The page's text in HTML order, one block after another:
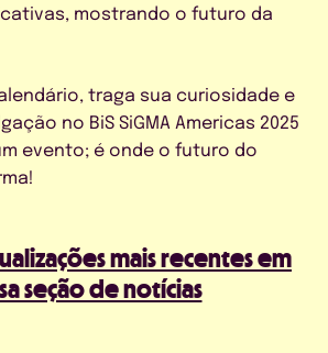
mostrando o futuro da
traga sua curiosidade e
no BiS SiGMA Americas 2025
evento; é onde o futuro do
mais recentes em
seção de notícias